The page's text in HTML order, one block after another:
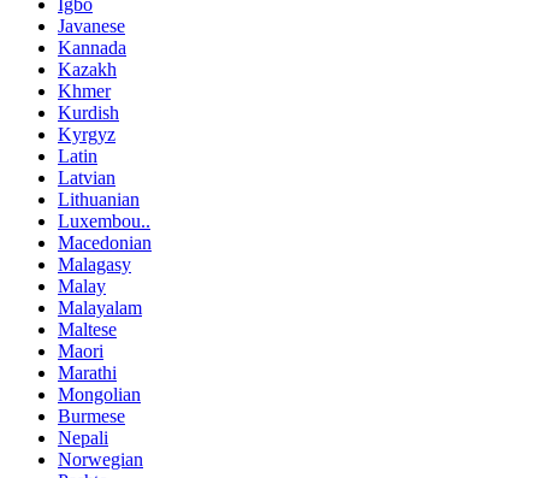
Igbo
Javanese
Kannada
Kazakh
Khmer
Kurdish
Kyrgyz
Latin
Latvian
Lithuanian
Luxembou..
Macedonian
Malagasy
Malay
Malayalam
Maltese
Maori
Marathi
Mongolian
Burmese
Nepali
Norwegian